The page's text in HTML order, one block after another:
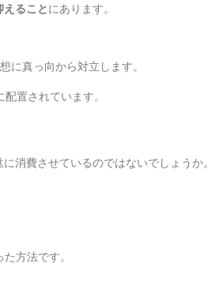
ることにあります。
真っ向から対立します。
置されています。
消費させているのではないでしょうか。
方法です。